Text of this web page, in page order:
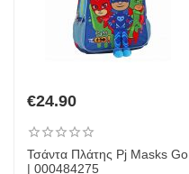
€24.90
Τσάντα Πλάτης Pj Masks Go
| 000484275